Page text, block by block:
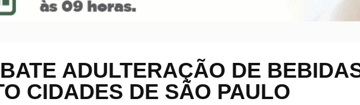
ADULTERAÇÃO DE
CIDADES DE SÃO PAULO